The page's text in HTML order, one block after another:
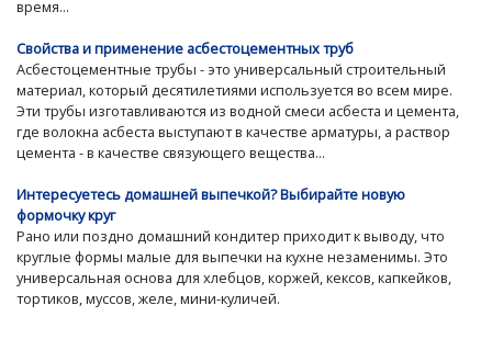
время...
Свойства и применение асбестоцементных труб
Асбестоцементные трубы - это универсальный строительный
материал, который десятилетиями используется во всем мире.
Эти трубы изготавливаются из водной смеси асбеста и цемента,
где волокна асбеста выступают в качестве арматуры, а раствор
цемента - в качестве связующего вещества...
Интересуетесь домашней выпечкой? Выбирайте новую
формочку круг
Рано или поздно домашний кондитер приходит к выводу, что
круглые формы малые для выпечки на кухне незаменимы. Это
универсальная основа для хлебцов, коржей, кексов, капкейков,
тортиков, муссов, желе, мини-куличей.